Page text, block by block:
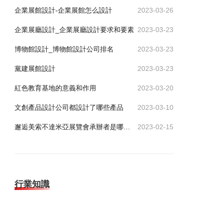
企業展館設計-企業展館怎么設計 2023-03-26
企業展廳設計_企業展廳設計要求和要素 2023-03-23
博物館設計_博物館設計公司排名 2023-03-23
黨建展館設計 2023-03-23
紅色教育基地的意義和作用 2023-03-20
文創產品設計公司都設計了哪些產品 2023-03-10
邂逅美索不達米亞展覽會承辦者是哪家公司？ 2023-02-15
行業知識